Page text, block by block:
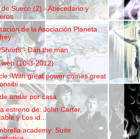
de Sueco (2).- Abecedario y
de la Asociación Planeta
Dan the man
web (10-3-2012)
With great power comes great
andar por casa
estreno de: John Carter,
y Los id...
academy: Suite